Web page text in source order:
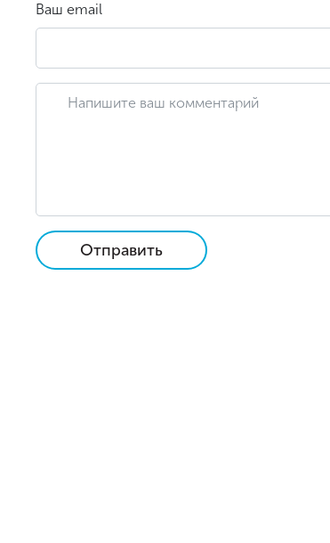
Ваш email
Отправить